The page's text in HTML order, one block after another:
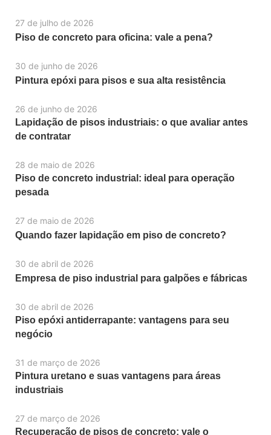
27 de julho de 2026
Piso de concreto para oficina: vale a pena?
30 de junho de 2026
Pintura epóxi para pisos e sua alta resistência
26 de junho de 2026
Lapidação de pisos industriais: o que avaliar antes
de contratar
28 de maio de 2026
Piso de concreto industrial: ideal para operação
pesada
27 de maio de 2026
Quando fazer lapidação em piso de concreto?
30 de abril de 2026
Empresa de piso industrial para galpões e fábricas
30 de abril de 2026
Piso epóxi antiderrapante: vantagens para seu
negócio
31 de março de 2026
Pintura uretano e suas vantagens para áreas
industriais
27 de março de 2026
Recuperação de pisos de concreto: vale o